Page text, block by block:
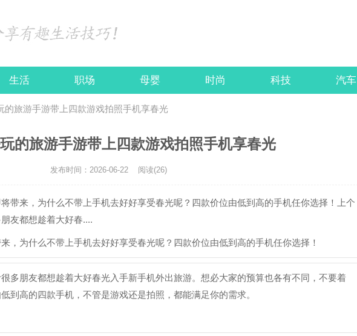
生活 职场 母婴 时尚 科技 汽车
的旅游手游带上四款游戏拍照手机享春光
的旅游手游带上四款游戏拍照手机享春光
发布时间：2026-06-22 阅读(26)
带来，为什么不带上手机去好好享受春光呢？四款价位由低到高的手机任你选择！上个
友都想趁着大好春....
，为什么不带上手机去好好享受春光呢？四款价位由低到高的手机任你选择！
多朋友都想趁着大好春光入手新手机外出旅游。想必大家的预算也各有不同，不要着
到高的四款手机，不管是游戏还是拍照，都能满足你的需求。